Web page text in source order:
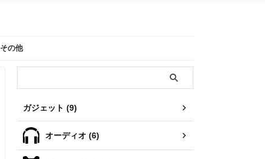
その他
ガジェット (9)
オーディオ (6)